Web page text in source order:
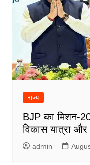
राज्य
BJP का मिशन-
विकास यात्रा
admin